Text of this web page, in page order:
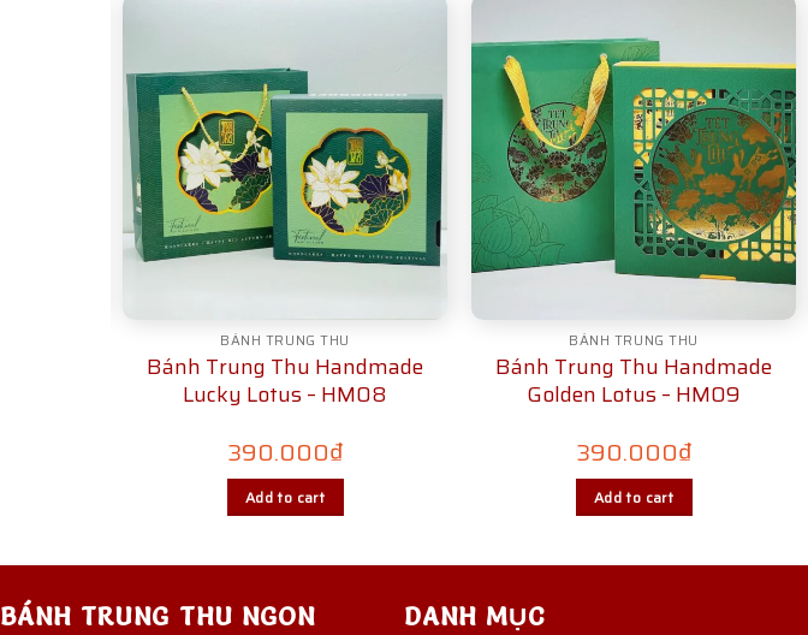
BÁNH TRUNG THU
Bánh Trung Thu Handmade
Lucky Lotus – HM08
390.000₫
Add to cart
BÁNH TRUNG THU
Bánh Trung Thu Handmade
Golden Lotus – HM09
390.000₫
Add to cart
BÁNH TRUNG THU NGON DANH MỤC